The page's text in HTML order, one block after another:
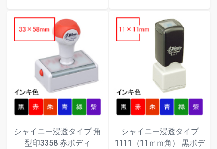
シャイニー浸透タイプ 角
型印3358 赤ボディ
シャイニー浸透タイプ
1111（11ｍｍ角） 黒ボデ